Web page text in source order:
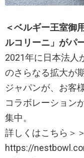
＜ベルギー王室御
ルコリーニ」がパ
2021年に日本法人
のさらなる拡大が
ジャパンが、お客
コラボレーション
集中。
詳しくはこちら＞＞
https://